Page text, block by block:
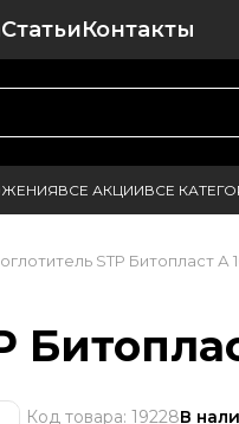
СтатьиКонтакты
ВСЕ АКЦИИВСЕ
STP Битопласт А
Код товара: 19228В